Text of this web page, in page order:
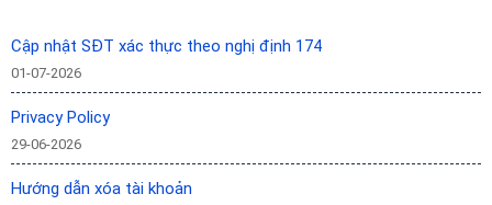
Cập nhật SĐT xác thực theo nghị định 174
01-07-2026
Privacy Policy
29-06-2026
Hướng dẫn xóa tài khoản